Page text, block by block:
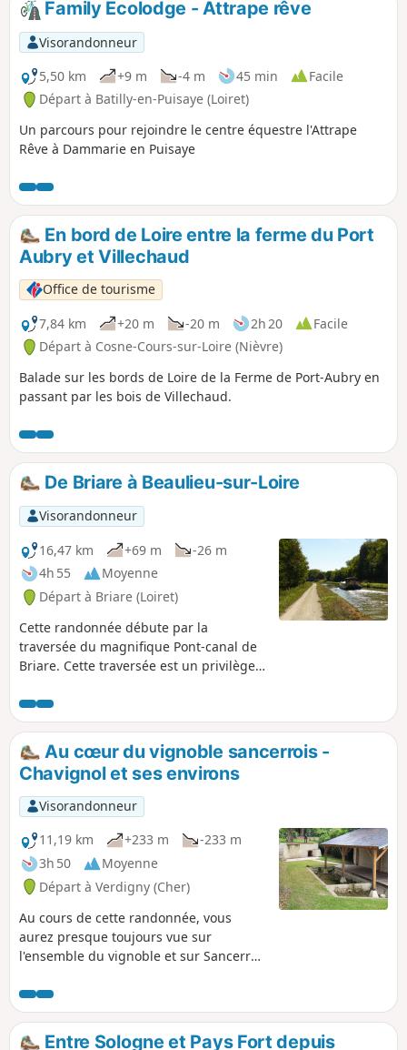
Family Ecolodge - Attrape rêve
Visorandonneur
5,50 km
+9 m -4 m 45 min
Facile
Départ à Batilly-en-Puisaye (Loiret)
Un parcours pour rejoindre le centre équestre l'Attrape
Rêve à Dammarie en Puisaye
En bord de Loire entre la ferme du Port
Aubry et Villechaud
Office de tourisme
7,84 km
+20 m -20 m 2h 20
Facile
Départ à Cosne-Cours-sur-Loire (Nièvre)
Balade sur les bords de Loire de la Ferme de Port-Aubry en
passant par les bois de Villechaud.
De Briare à Beaulieu-sur-Loire
Visorandonneur
16,47 km
+69 m
-26 m
4h 55
Moyenne
Départ à Briare (Loiret)
Cette randonnée débute par la
traversée du magnifique Pont-canal de
Briare. Cette traversée est un privilège
ressentirez certainement diverses
émotions.Elle se poursuit par des
chemins qui longent le canal latéral à la
Loire et qui offrent des panoramas
bucoliques.
Au cœur du vignoble sancerrois -
Chavignol et ses environs
Visorandonneur
11,19 km
+233 m
-233 m
3h 50
Moyenne
Départ à Verdigny (Cher)
Au cours de cette randonnée, vous
aurez presque toujours vue sur
l'ensemble du vignoble et sur Sancerre.
la vigne ou les vendanges. Vous
passerez par les "sommets" les plus
hauts de la région.
Entre Sologne et Pays Fort depuis